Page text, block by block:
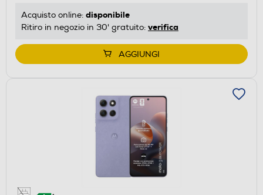
Acquisto online: disponibile
Ritiro in negozio in 30' gratuito: verifica
AGGIUNGI